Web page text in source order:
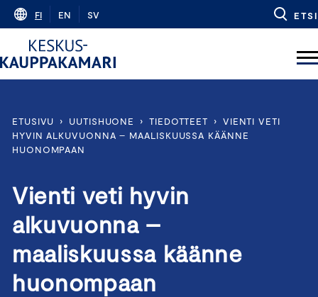
Skip
content
FI EN SV ETSI
ETUSIVU › UUTISHUONE › TIEDOTTEET › VIENTI VETI
HYVIN ALKUVUONNA – MAALISKUUSSA KÄÄNNE
HUONOMPAAN
Vienti veti hyvin
alkuvuonna –
maaliskuussa käänne
huonompaan